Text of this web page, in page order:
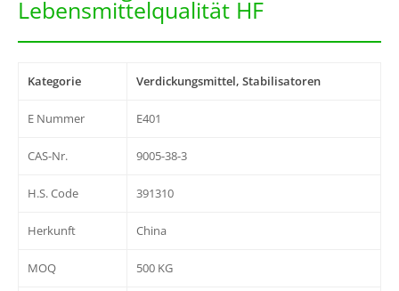
Lebensmittelqualität HF
Kategorie Verdickungsmittel, Stabilisatoren
E Nummer E401
CAS-Nr. 9005-38-3
H.S. Code 391310
Herkunft China
MOQ 500 KG